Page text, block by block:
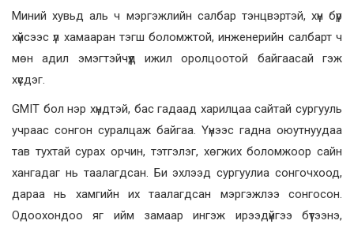
Миний хувьд аль ч мэргэжлийн салбар тэнцвэртэй, хүн бүр
хүйсээс үл хамааран тэгш боломжтой, инженерийн салбарт ч
мөн адил эмэгтэйчүүд ижил оролцоотой байгаасай гэж
хүсдэг.
GMIT бол нэр хүндтэй, бас гадаад харилцаа сайтай сургууль
учраас сонгон суралцаж байгаа. Үүнээс гадна оюутнуудаа
тав тухтай сурах орчин, тэтгэлэг, хөгжих боломжоор сайн
хангадаг нь таалагдсан. Би эхлээд сургуулиа сонгочхоод,
дараа нь хамгийн их таалагдсан мэргэжлээ сонгосон.
Одоохондоо яг ийм замаар ингэж ирээдүйгээ бүтээнэ,